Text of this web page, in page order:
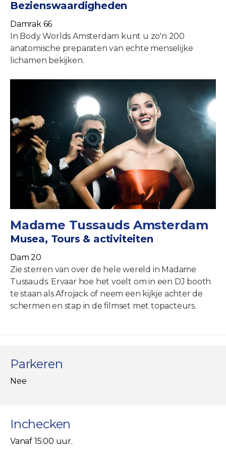
Bezienswaardigheden
Damrak 66
In Body Worlds Amsterdam kunt u zo'n 200
anatomische preparaten van echte menselijke
lichamen bekijken.
Madame Tussauds Amsterdam
Musea, Tours & activiteiten
Dam 20
Zie sterren van over de hele wereld in Madame
Tussauds. Ervaar hoe het voelt om in een DJ booth
te staan als Afrojack of neem een kijkje achter de
schermen en stap in de filmset met topacteurs.
Parkeren
Nee
Inchecken
Vanaf 15:00 uur.